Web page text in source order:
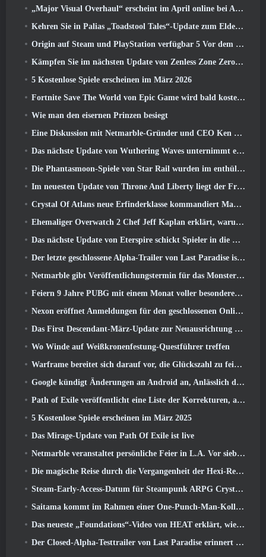
„Major Visual Overhaul“ erscheint im April online bei Albion
Kehren Sie in Palias „Toadstool Tales“-Update zum Elderwood zurück
Origin auf Steam und PlayStation verfügbar 5 Vor dem März 23 Start
Kämpfen Sie im nächsten Update von Zenless Zone Zero um Ruhm im Hollow-Champion-Wettbewerb von New Eridu
5 Kostenlose Spiele erscheinen im März 2026
Fortnite Save The World von Epic Game wird bald kostenlos spielbar sein
Wie man den eisernen Prinzen besiegt
Eine Diskussion mit Netmarble-Gründer und CEO Ken Kim über MONGIL: Sternentauchen
Das nächste Update von Wuthering Waves unternimmt eine Reise zur „dunklen Seite“
Die Phantasmoon-Spiele von Star Rail wurden im enthüllt 4.1 Sonderprogramm
Im neuesten Update von Throne And Liberty liegt der Frühling in der Luft
Crystal Of Atlans neue Erfinderklasse kommandiert Magitech-Mechs im Kampf
Ehemaliger Overwatch 2 Chef Jeff Kaplan erklärt, warum er Blizzard zugelassen hat
Das nächste Update von Eterspire schickt Spieler in die Zwergenminen
Der letzte geschlossene Alpha-Trailer von Last Paradise ist ein kleines, aber erschreckendes Kunstwerk
Netmarble gibt Veröffentlichungstermin für das Monsterzähmungs-Action-Rollenspiel Mongil bekannt: Sternentauchen
Feiern 9 Jahre PUBG mit einem Monat voller besonderer Aktivitäten
Nexon eröffnet Anmeldungen für den geschlossenen Online-Test von MapleStory Classic World im April
Das First Descendant-März-Update zur Neuausrichtung von Sharen und zur Einführung neuer Inhalte
Wo Winde auf Weißkronenfestung-Questführer treffen
Warframe bereitet sich darauf vor, die Glückszahl zu feiern 13 Mit Jubiläumsveranstaltungen
Google kündigt Änderungen an Android an, Anlässlich der Rückkehr von Fortnite in den Play Store
Path of Exile veröffentlicht eine Liste der Korrekturen, an denen nach dem Start von Mirage gearbeitet wird
5 Kostenlose Spiele erscheinen im März 2025
Das Mirage-Update von Path Of Exile ist live
Netmarble veranstaltet persönliche Feier in L.A. Vor sieben Todsünden: Origin-Start
Die magische Reise durch die Vergangenheit der Hexi-Region beginnt dort, wo heute Winde aufeinander treffen
Steam-Early-Access-Datum für Steampunk ARPG Crystalfall bekannt gegeben
Saitama kommt im Rahmen einer One-Punch-Man-Kollaborationsveranstaltung zu MapleStory
Das neueste „Foundations“-Video von HEAT erklärt, wie Agenten und Panzer zusammenarbeiten
Der Closed-Alpha-Testtrailer von Last Paradise erinnert uns daran, wie es wirklich ist, die Zombie-Apokalypse zu überleben